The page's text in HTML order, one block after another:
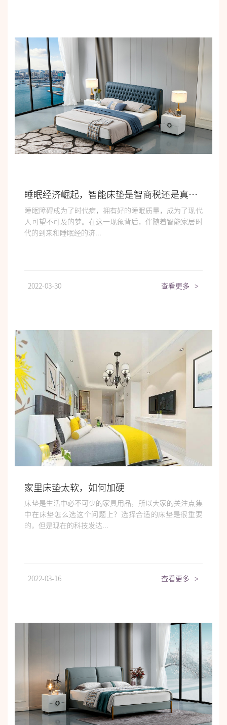
睡眠经济崛起，智能床垫是智商税还是真需求？
睡眠障碍成为了时代病，拥有好的睡眠质量，成为了现代
人可望不可及的梦。在这一现象背后，伴随着智能家居时
代的到来和睡眠经的济...
2022-03-30 查看更多 >
家里床垫太软，如何加硬
床垫是生活中必不可少的家具用品，所以大家的关注点集
中在床垫怎么选这个问题上？选择合适的床垫是很重要
的，但是现在的科技发达...
2022-03-16 查看更多 >